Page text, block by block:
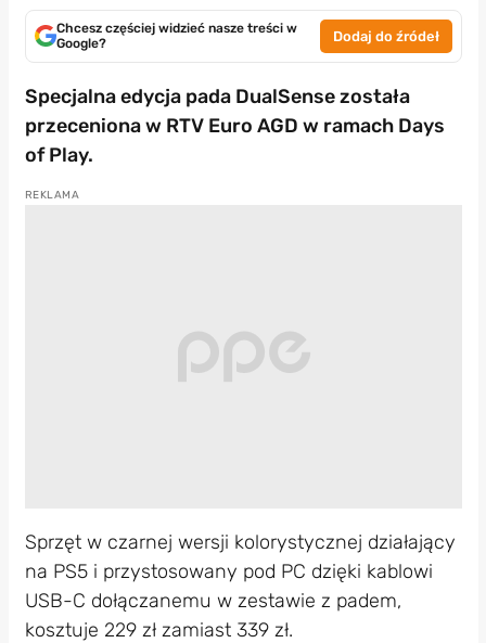
Chcesz częściej widzieć nasze treści w
Google?
Dodaj do źródeł
Specjalna edycja pada DualSense została
przeceniona w RTV Euro AGD w ramach Days
of Play.
Sprzęt w czarnej wersji kolorystycznej działający
na PS5 i przystosowany pod PC dzięki kablowi
USB-C dołączanemu w zestawie z padem,
kosztuje 229 zł zamiast 339 zł.